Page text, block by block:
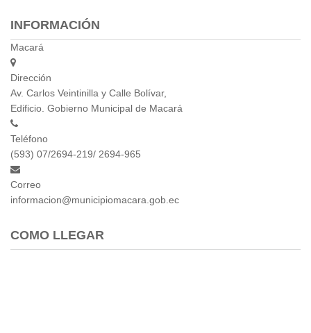
INFORMACIÓN
Macará
Dirección
Av. Carlos Veintinilla y Calle Bolívar,
Edificio. Gobierno Municipal de Macará
Teléfono
(593) 07/2694-219/ 2694-965
Correo
informacion@municipiomacara.gob.ec
COMO LLEGAR